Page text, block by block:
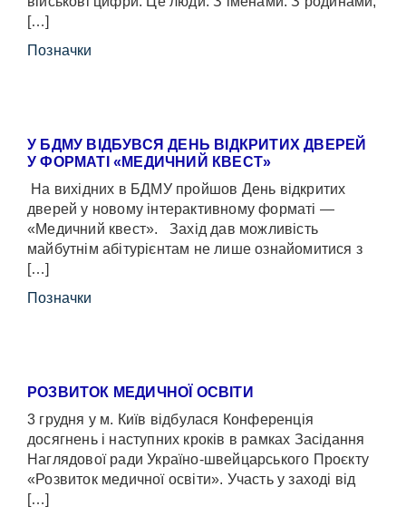
[…]
Позначки
У БДМУ ВІДБУВСЯ ДЕНЬ ВІДКРИТИХ ДВЕРЕЙ
У ФОРМАТІ «МЕДИЧНИЙ КВЕСТ»
На вихідних в БДМУ пройшов День відкритих
дверей у новому інтерактивному форматі —
«Медичний квест». Захід дав можливість
майбутнім абітурієнтам не лише ознайомитися з
[…]
Позначки
РОЗВИТОК МЕДИЧНОЇ ОСВІТИ
3 грудня у м. Київ відбулася Конференція
досягнень і наступних кроків в рамках Засідання
Наглядової ради Україно-швейцарського Проєкту
«Розвиток медичної освіти». Участь у заході від
[…]